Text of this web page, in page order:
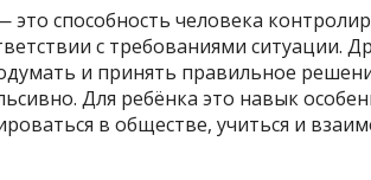
это способность человека
с требованиями ситуации.
и принять правильное
Для ребёнка это навык
в обществе, учиться и